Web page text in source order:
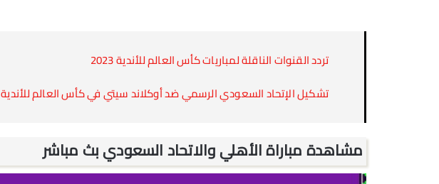
تردد القنوات الناقلة لمباريات كأس العالم للأندية 2023
تشكيل الإتحاد السعودي الرسمي ضد أوكلاند سيتي في كأس العالم للأندية 2023
مشاهدة مباراة الأهلي والاتحاد السعودي بث مباشر